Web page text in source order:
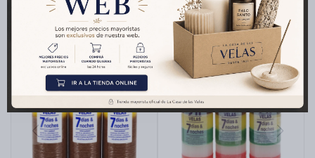
Productos que te pueden interesar